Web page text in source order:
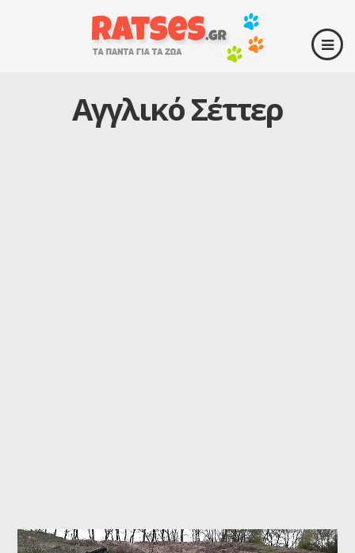
Αγγλικό Σέττερ